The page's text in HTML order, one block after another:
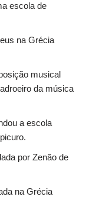
escola de
na Grécia
musical
da música
a escola
por Zenão de
na Grécia